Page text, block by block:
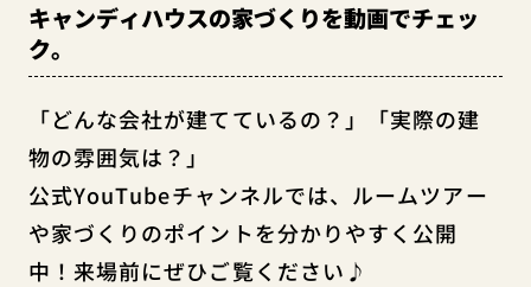
キャンディハウスの家づくりを動画でチェッ
ク。
「どんな会社が建てているの？」「実際の建
物の雰囲気は？」
公式YouTubeチャンネルでは、ルームツアー
や家づくりのポイントを分かりやすく公開
中！来場前にぜひご覧ください♪